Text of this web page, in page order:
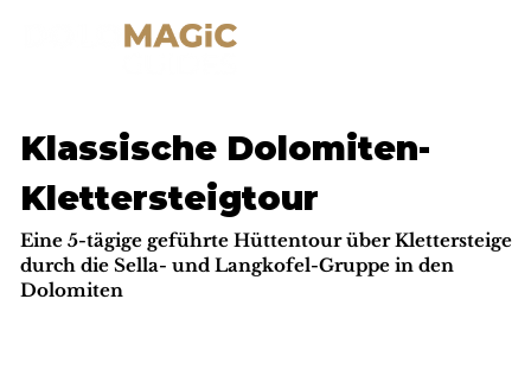
Klassische Dolomiten-
Klettersteigtour
Eine 5-tägige geführte Hüttentour über Klettersteige
durch die Sella- und Langkofel-Gruppe in den
Dolomiten